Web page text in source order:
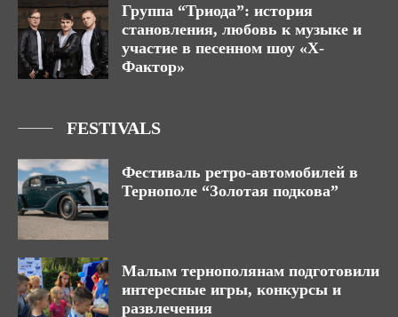
Группа “Триода”: история
становления, любовь к музыке и
участие в песенном шоу «Х-
Фактор»
FESTIVALS
Фестиваль ретро-автомобилей в
Тернополе “Золотая подкова”
Малым тернополянам подготовили
интересные игры, конкурсы и
развлечения